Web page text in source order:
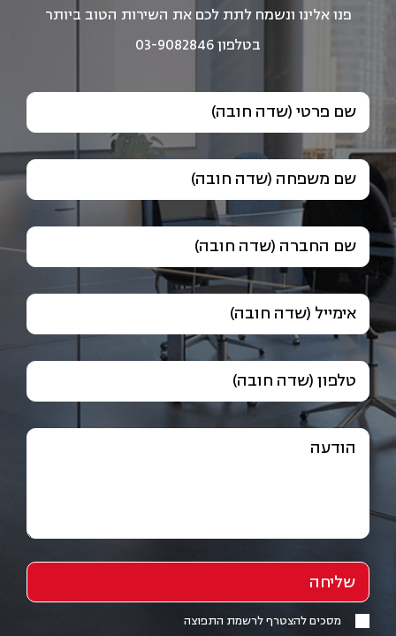
פנו אלינו ונשמח לתת לכם את השירות הטוב ביותר
בטלפון 03-9082846
שם פרטי (שדה חובה)
שם משפחה (שדה חובה)
שם החברה (שדה חובה)
אימייל (שדה חובה)
טלפון (שדה חובה)
הודעה
מסכים להצטרף לרשמת התפוצה